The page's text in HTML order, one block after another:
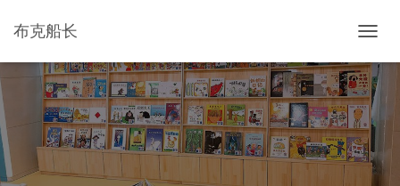
布克船长
换
导
航